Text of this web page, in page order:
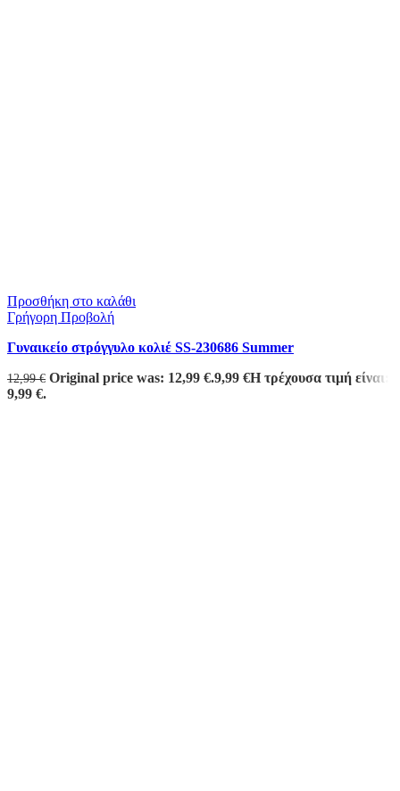
Προσθήκη στο καλάθι
Γρήγορη Προβολή
Γυναικείο στρόγγυλο κολιέ SS-230686 Summer
12,99€ Original price was: 12,99 €.9,99 €Η τρέχουσα τιμή είναι:
9,99 €.